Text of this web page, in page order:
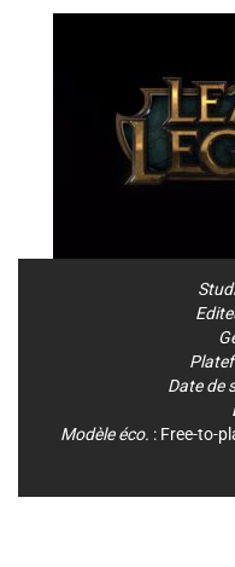
Date de
Modèle éco. : Free-to-